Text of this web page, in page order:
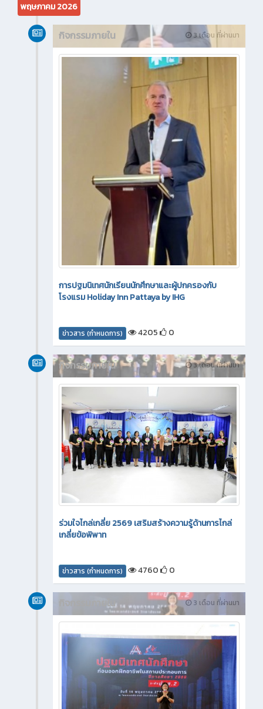
พฤษภาคม 2026
3 เดือน ที่ผ่านมา
กิจกรรมภายใน
การปฐมนิเทศนักเรียนนักศึกษาและผู้ปกครองกับ
โรงแรม Holiday Inn Pattaya by IHG
ข่าวสาร (กำหนดการ) 4205 0
3 เดือน ที่ผ่านมา
กิจกรรมภายใน
ร่วมใจไกล่เกลี่ย 2569 เสริมสร้างความรู้ด้านการไกล่
เกลี่ยข้อพิพาท
ข่าวสาร (กำหนดการ) 4760 0
3 เดือน ที่ผ่านมา
กิจกรรมภายใน